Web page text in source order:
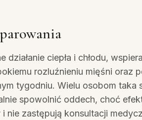
działanie ciepła i chłodu,
rozluźnieniu mięśni oraz
tygodniu. Wielu osobom taka
spowolnić oddech, choć
nie zastępują konsultacji